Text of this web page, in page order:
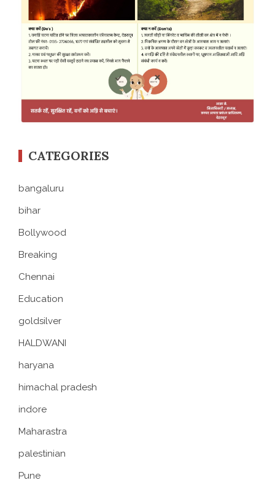
CATEGORIES
bangaluru
bihar
Bollywood
Breaking
Chennai
Education
goldsilver
HALDWANI
haryana
himachal pradesh
indore
Maharastra
palestinian
Pune